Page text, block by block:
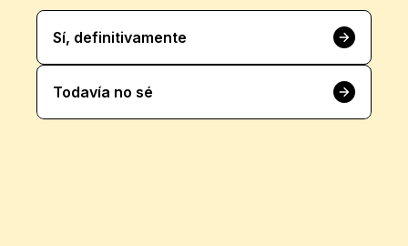
Sí, definitivamente
Todavía no sé